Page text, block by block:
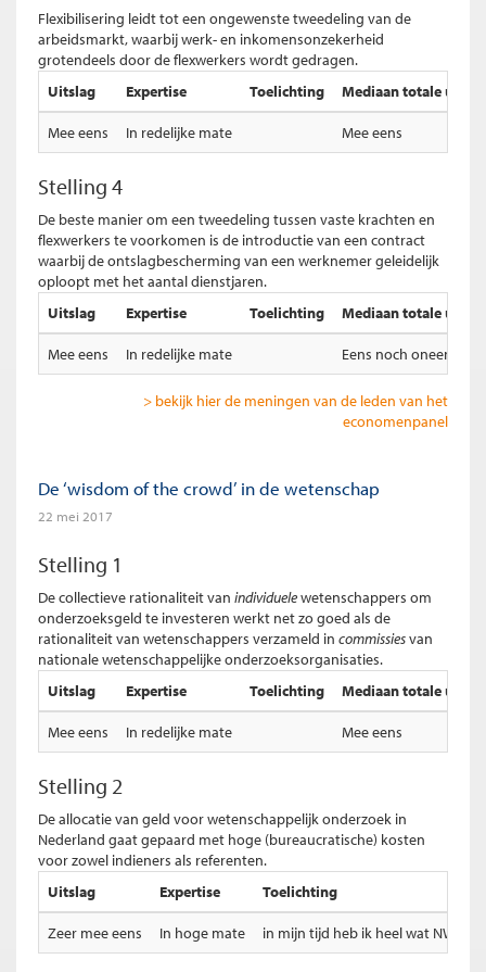
Flexibilisering leidt tot een ongewenste tweedeling van de
arbeidsmarkt, waarbij werk- en inkomensonzekerheid
grotendeels door de flexwerkers wordt gedragen.
Uitslag
Expertise Toelichting Mediaan totale
Mee eens In redelijke mate Mee eens
Stelling 4
De beste manier om een tweedeling tussen vaste krachten en
flexwerkers te voorkomen is de introductie van een contract
waarbij de ontslagbescherming van een werknemer geleidelijk
oploopt met het aantal dienstjaren.
Uitslag
Expertise Toelichting Mediaan totale
Mee eens In redelijke mate Eens noch oneens
> bekijk hier de meningen van de leden van het
economenpanel
De ‘wisdom of the crowd’ in de wetenschap
22 mei 2017
Stelling 1
De collectieve rationaliteit van individuelewetenschappers om
onderzoeksgeld te investeren werkt net zo goed als de
rationaliteit van wetenschappers verzameld in commissiesvan
nationale wetenschappelijke onderzoeksorganisaties.
Uitslag
Expertise Toelichting Mediaan totale
Mee eens In redelijke mate Mee eens
Stelling 2
De allocatie van geld voor wetenschappelijk onderzoek in
Nederland gaat gepaard met hoge (bureaucratische) kosten
voor zowel indieners als referenten.
Uitslag
Expertise Toelichting
Zeer mee eens In hoge mate in mijn tijd heb ik heel wat NWO-